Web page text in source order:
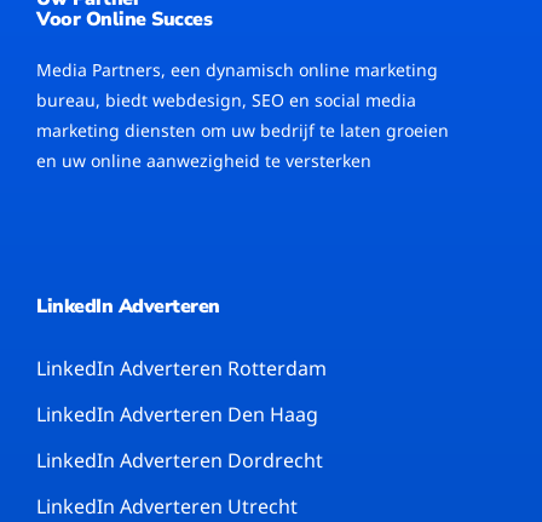
Voor Online Succes
Media Partners, een dynamisch online marketing
bureau, biedt webdesign, SEO en social media
marketing diensten om uw bedrijf te laten groeien
en uw online aanwezigheid te versterken
LinkedIn Adverteren
LinkedIn Adverteren Rotterdam
LinkedIn Adverteren Den Haag
LinkedIn Adverteren Dordrecht
LinkedIn Adverteren Utrecht